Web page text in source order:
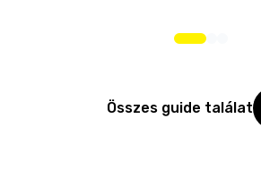
Összes guide találat